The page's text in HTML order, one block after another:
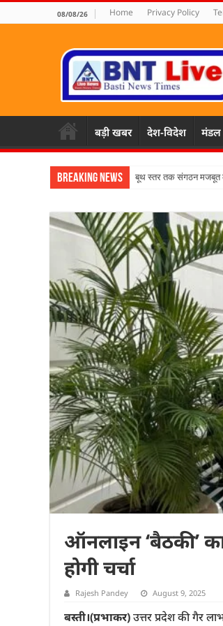
08/08/26 Home Privacy Policy
बड़ी खबर देश-विदेश मंडल
Breaking News पहल
ऑनलाइन ‘बैठकी’
होगी चर्चा
Rajesh Pandey August 9, 2025
बस्ती।(प्रभाकर)उत्तर प्रदेश की गैर